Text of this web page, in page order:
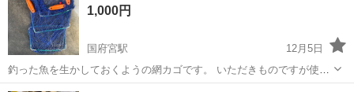
1,000円
国府宮駅
12月5日
釣った魚を生かしておくようの網カゴです。 いただきものですが使用
しないので出品します。 他にも様々出品しておりますので、まとめて